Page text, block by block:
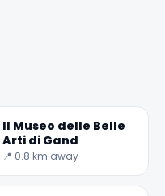
Il Museo delle Belle
Arti di Gand
📍 0.8 km away